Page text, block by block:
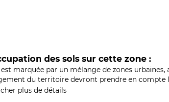
des sols sur cette zone :
marquée par un mélange de zones
du territoire devront prendre en compte
plus de détails